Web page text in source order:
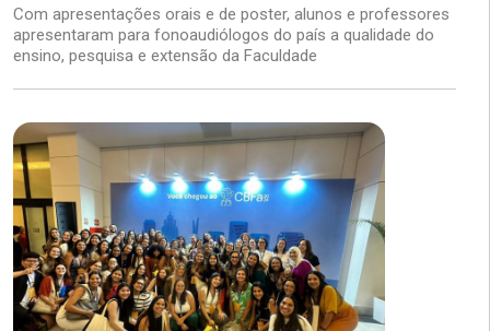
Com apresentações orais e de poster, alunos e professores
apresentaram para fonoaudiólogos do país a qualidade do
ensino, pesquisa e extensão da Faculdade